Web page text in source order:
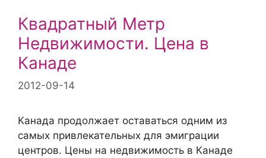
Квадратный Метр
Недвижимости. Цена в
Канаде
2012-09-14
Канада продолжает оставаться одним из
самых привлекательных для эмиграции
центров. Цены на недвижимость в Канаде